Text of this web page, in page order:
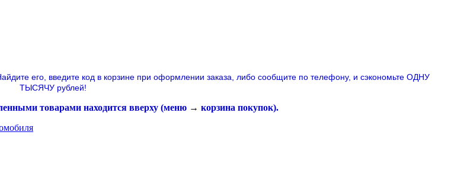
его, введите код в корзине при оформлении заказа, либо сообщите по телефону, и сэкономьте ОДНУ
ТЫСЯЧУ рублей!
товарами находится вверху (меню → корзина покупок).